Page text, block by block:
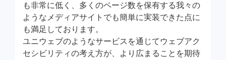
も非常に低く、多くのページ数を保有する我々の
ようなメディアサイトでも簡単に実装できた点に
も満足しております。
ユニウェブのようなサービスを通じてウェブアク
セシビリティの考え方が、より広まることを期待